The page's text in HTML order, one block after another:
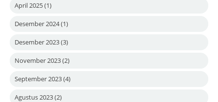
April 2025(1)
Desember 2024(1)
Desember 2023(3)
November 2023(2)
September 2023(4)
Agustus 2023(2)